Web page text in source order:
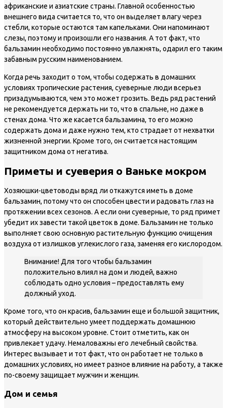
африканские и азиатские страны. Главной особенностью
внешнего вида считается то, что он выделяет влагу через
стебли, которые остаются там капельками. Они напоминают
слезы, поэтому и произошли его названия. А тот факт, что
бальзамин необходимо постоянно увлажнять, одарил его таким
забавным русским наименованием.
Когда речь заходит о том, чтобы содержать в домашних
условиях тропические растения, суеверные люди всерьез
призадумываются, чем это может грозить. Ведь ряд растений
не рекомендуется держать ни то, что в спальне, но даже в
стенах дома. Что же касается бальзамина, то его можно
содержать дома и даже нужно тем, кто страдает от нехватки
жизненной энергии. Кроме того, он считается настоящим
защитником дома от негатива.
Приметы и суеверия о Ваньке мокром
Хозяюшки-цветоводы вряд ли откажутся иметь в доме
бальзамин, потому что он способен цвести и радовать глаз на
протяжении всех сезонов. А если они суеверные, то ряд примет
убедит их завести такой цветок в доме. Бальзамин не только
выполняет свою основную растительную функцию очищения
воздуха от излишков углекислого газа, заменяя его кислородом.
Внимание! Для того чтобы бальзамин
положительно влиял на дом и людей, важно
соблюдать одно условия – предоставлять ему
должный уход.
Кроме того, что он красив, бальзамин еще и большой защитник,
который действительно умеет поддержать домашнюю
атмосферу на высоком уровне. Стоит отметить, как он
привлекает удачу. Немаловажны его лечебный свойства.
Интерес вызывает и тот факт, что он работает не только в
домашних условиях, но имеет разное влияние на работу, а также
по-своему защищает мужчин и женщин.
Дом и семья